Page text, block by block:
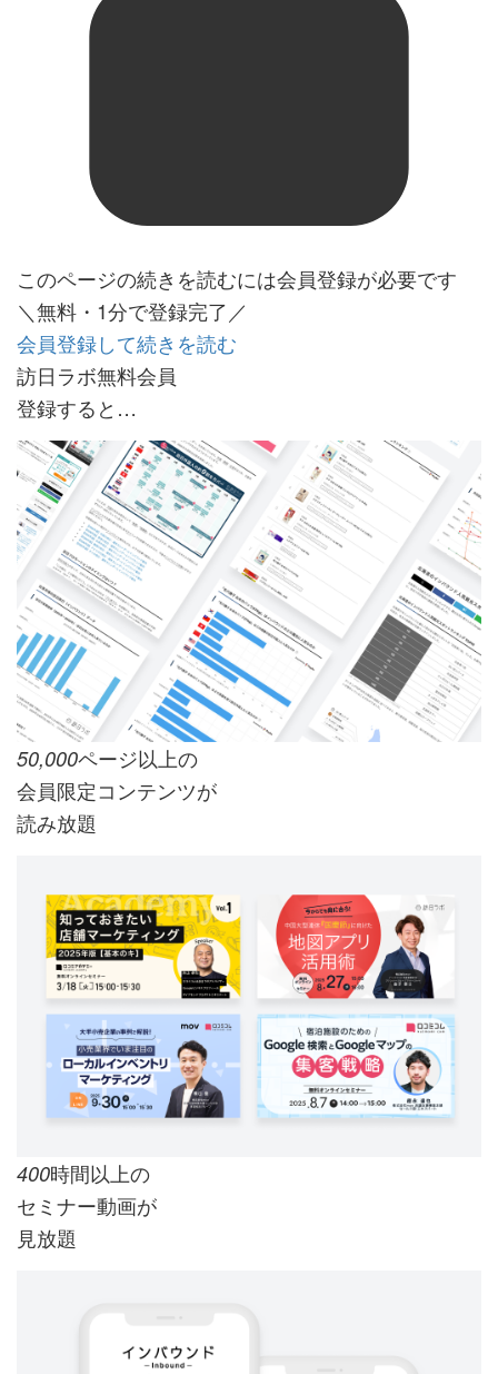
このページの続きを読むには会員登録が必要です
＼無料・1分で登録完了／
会員登録して続きを読む
訪日ラボ無料会員
登録すると…
50,000ページ以上の
会員限定コンテンツが
読み放題
400時間以上の
セミナー動画が
見放題